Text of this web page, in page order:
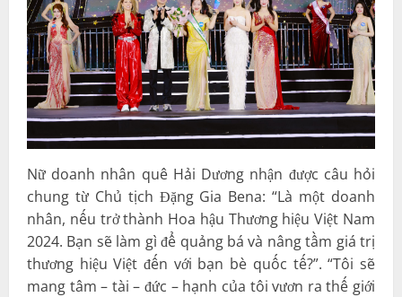
Nữ doanh nhân quê Hải Dương nhận được câu hỏi
chung từ Chủ tịch Đặng Gia Bena: “Là một doanh
nhân, nếu trở thành Hoa hậu Thương hiệu Việt Nam
2024. Bạn sẽ làm gì để quảng bá và nâng tầm giá trị
thương hiệu Việt đến với bạn bè quốc tế?”. “Tôi sẽ
mang tâm – tài – đức – hạnh của tôi vươn ra thế giới